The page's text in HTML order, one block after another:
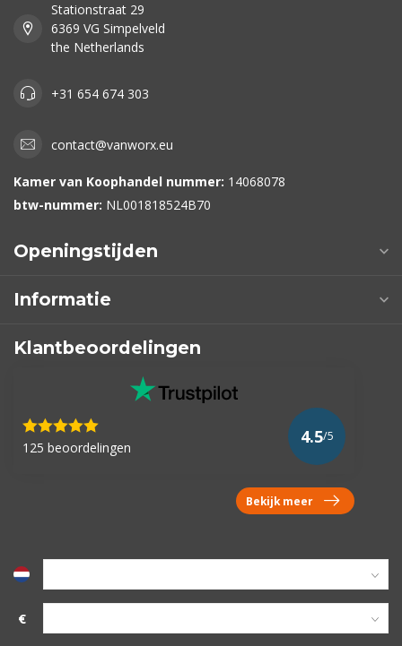
Stationstraat 29
6369 VG Simpelveld
the Netherlands
+31 654 674 303
contact@vanworx.eu
Kamer van Koophandel nummer: 14068078
btw-nummer: NL001818524B70
Openingstijden
Informatie
Klantbeoordelingen
125 beoordelingen
4.5/5
Bekijk meer
€